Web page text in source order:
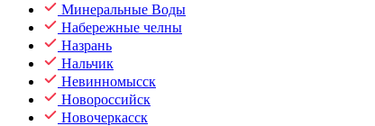
Минеральные Воды
Набережные челны
Назрань
Нальчик
Невинномысск
Новороссийск
Новочеркасск